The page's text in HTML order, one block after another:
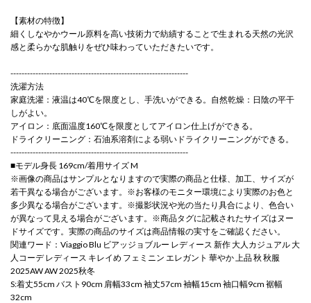
【素材の特徴】
細くしなやかウール原料を高い技術力で紡績することで生まれる天然の光沢
感と柔らかな肌触りをぜひ味わっていただきたいです。
----------------------------------------------------------------
洗濯方法
家庭洗濯：液温は40℃を限度とし、手洗いができる。自然乾燥：日陰の平干
しがよい。
アイロン：底面温度160℃を限度としてアイロン仕上げができる。
ドライクリーニング：石油系溶剤による弱いドライクリーニングができる。
----------------------------------------------------------------
■モデル身長 169cm/着用サイズ M
※画像の商品はサンプルとなりますので実際の商品と仕様、加工、サイズが
若干異なる場合がございます。※お客様のモニター環境により実際のお色と
多少異なる場合がございます。※撮影状況や光の当たり具合により、色合い
が異なって見える場合がございます。※商品タグに記載されたサイズはヌー
ドサイズです。実際の商品のサイズは商品情報の実寸をご確認ください。
関連ワード：Viaggio Blu ビアッジョブルー レディース 新作 大人カジュアル 大
人コーデ レディース キレイめ フェミニン エレガント 華やか 上品 秋 秋服
2025AW AW 2025秋冬
S:着丈55cm バスト90cm 肩幅33cm 袖丈57cm 袖幅15cm 袖口幅9cm 裾幅
32cm